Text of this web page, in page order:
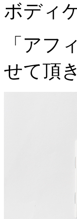
ボディ
「アフ
せて頂